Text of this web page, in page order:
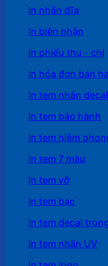
In nhãn đĩa
In biên nhận
In phiếu thu - chi
In hóa đơn bán
In tem nhãn decal
In tem bảo hành
In tem niêm
In tem 7 màu
In tem vỡ
In tem bạc
In tem decal
In tem nhãn UV